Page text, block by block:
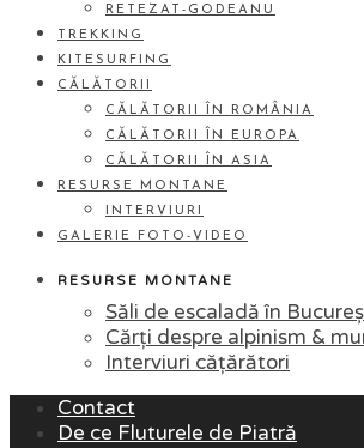
RETEZAT-GODEANU
TREKKING
KITESURFING
CĂLĂTORII
CĂLĂTORII ÎN ROMÂNIA
CĂLĂTORII ÎN EUROPA
CĂLĂTORII ÎN ASIA
RESURSE MONTANE
INTERVIURI
GALERIE FOTO-VIDEO
RESURSE MONTANE
Săli de escaladă în
Cărți despre alpinism &
Interviuri cățărători
Contact
De ce Fluturele de Piatră